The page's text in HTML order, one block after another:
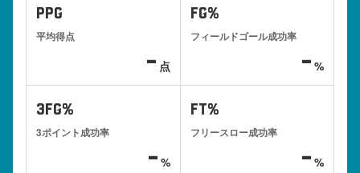
PPG
平均得点
- 点
FG%
フィールドゴール成功率
- %
3FG%
3ポイント成功率
- %
FT%
フリースロー成功率
- %